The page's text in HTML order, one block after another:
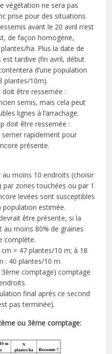
végétation ne sera pas
prise pour des situations
avant le 20 avril n’est
de façon homogène,
ha. Plus la date de
est tardive (fin avril, début
d’une population
plantes/10m).
être ressemée :
semis, mais cela peut
lignes à l’arrachage.
doit être ressemée :
rapidement pour
présente.
moins 10 endroits (choisir
par zones touchées ou par 1
levées sont susceptibles
estimée.
être présente, si la
moins 80% de graines
complète.
= 47 plantes/10 m; à 18
: 40 plantes/10 m.
comptage) comptage
final après ce second
pas terminée).
ou 3ème comptage: